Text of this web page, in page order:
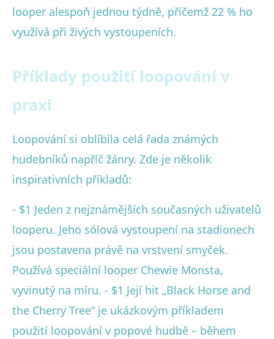
looper alespoň jednou týdně, přičemž 22 % ho
využívá při živých vystoupeních.
Příklady použití loopování v
praxi
Loopování si oblíbila celá řada známých
hudebníků napříč žánry. Zde je několik
inspirativních příkladů:
- $1 Jeden z nejznámějších současných uživatelů
looperu. Jeho sólová vystoupení na stadionech
jsou postavena právě na vrstvení smyček.
Používá speciální looper Chewie Monsta,
vyvinutý na míru. - $1 Její hit „Black Horse and
the Cherry Tree“ je ukázkovým příkladem
použití loopování v popové hudbě – během